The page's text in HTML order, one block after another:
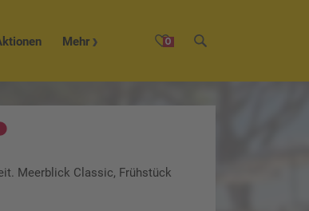
0
Mehr
Meerblick Classic, Frühstück